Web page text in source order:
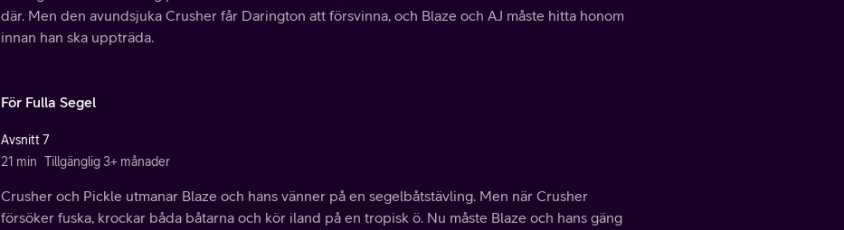
där. Men den avundsjuka Crusher får Darington att försvinna, och Blaze och AJ måste hitta honom
innan han ska uppträda.
För Fulla Segel
Avsnitt 7
21 min Tillgänglig 3+ månader
Crusher och Pickle utmanar Blaze och hans vänner på en segelbåtstävling. Men när Crusher
försöker fuska, krockar båda båtarna och kör iland på en tropisk ö. Nu måste Blaze och hans gäng